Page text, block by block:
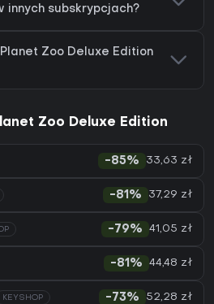
innych subskrypcjach?
Zoo Deluxe Edition
Zoo Deluxe Edition
-85% 33,63 zł
-81% 37,29 zł
-79% 41,05 zł
-81% 44,48 zł
KEYSHOP -73% 52,28 zł